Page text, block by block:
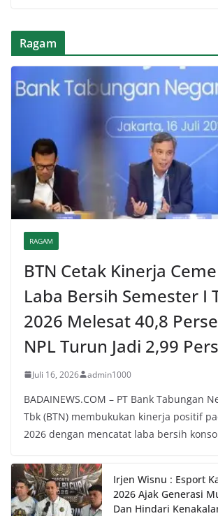
Ragam
RAGAM
BTN Cetak Kinerja
Laba Bersih Semester I
2026 Melesat 40,8
NPL Turun Jadi 2,99
Juli 16, 2026 admin1000
BADAINEWS.COM – PT Bank Tabungan
Tbk (BTN) membukukan kinerja positif
2026 dengan mencatat laba bersih
Irjen Wisnu : Esport
2026 Ajak Generasi
Dan Hindari